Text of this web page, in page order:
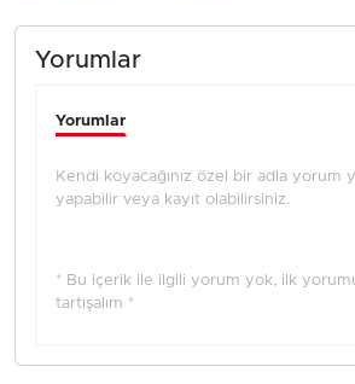
Yorumlar
Yorumlar
Kendi koyacağınız özel bir adla yorum
yapabilir veya kayıt olabilirsiniz.
* Bu içerik ile ilgili yorum yok, ilk
tartışalım *